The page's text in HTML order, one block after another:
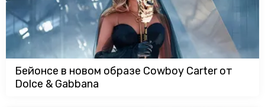
Бейонсе в новом образе Cowboy Carter от
Dolce & Gabbana